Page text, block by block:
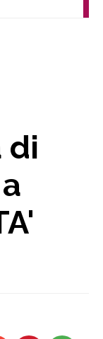
di